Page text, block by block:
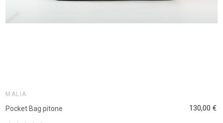
MALIA
Pocket Bag pitone 130,00 €